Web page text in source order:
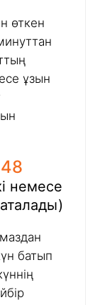
өткен
ұзын
немесе
батып